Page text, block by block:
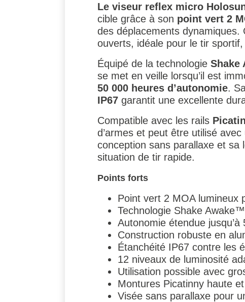
Le viseur reflex micro
cible grâce à son point vert 2
des déplacements
ouverts, idéale pour le tir sportif,
Équipé de la technologie Shake
se met en veille lorsqu’il est
50 000 heures d’autonomie.
IP67 garantit une excellente
Compatible avec les rails
d’armes et peut être utilisé
conception sans parallaxe et sa
situation de tir rapide.
Points forts
Point vert 2 MOA lumineux
Technologie Shake
Autonomie étendue jusqu’à
Construction robuste en
Étanchéité IP67 contre les
12 niveaux de luminosité
Utilisation possible avec
Montures Picatinny haute
Visée sans parallaxe pour